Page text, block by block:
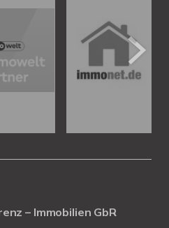
– Immobilien GbR